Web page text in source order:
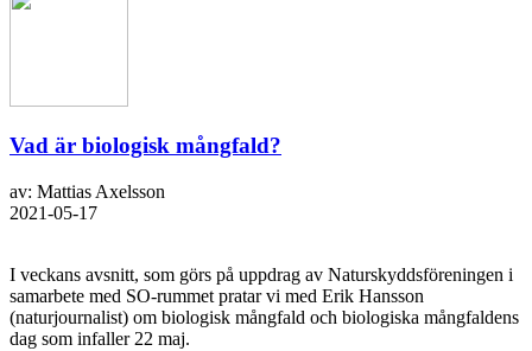
Vad är biologisk mångfald?
av: Mattias Axelsson
2021-05-17
I veckans avsnitt, som görs på uppdrag av Naturskyddsföreningen i
samarbete med SO-rummet pratar vi med Erik Hansson
(naturjournalist) om biologisk mångfald och biologiska mångfaldens
dag som infaller 22 maj.